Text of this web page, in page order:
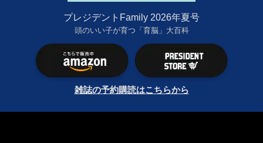
プレジデントFamily 2026年夏号
頭のいい子が育つ「育脳」大百科
雑誌の予約購読はこちらから